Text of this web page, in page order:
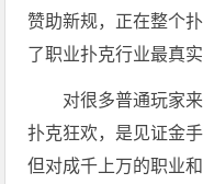
赞助新规，正在整个
了职业扑克行业最真
对很多普通玩家
扑克狂欢，是见证金
但对成千上万的职业